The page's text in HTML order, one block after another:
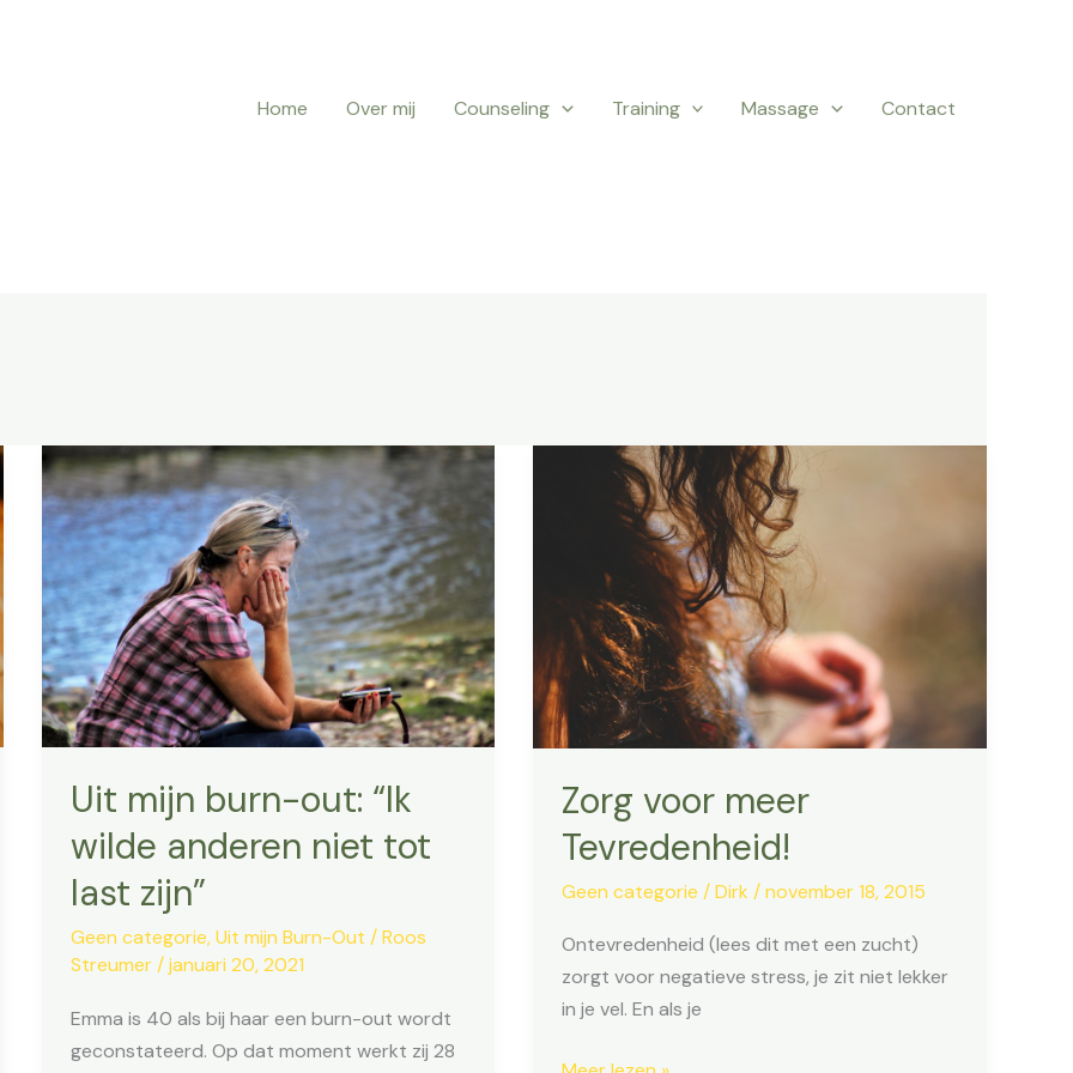
Home Over mij Counseling Training Massage Contact
Uit mijn burn-out: “Ik
wilde anderen niet tot
last zijn”
Geen categorie,Uit mijn Burn-Out /Roos
Streumer/januari 20, 2021
Emma is 40 als bij haar een burn-out wordt
geconstateerd. Op dat moment werkt zij 28
Zorg voor meer
Tevredenheid!
Geen categorie /Dirk /november 18, 2015
Ontevredenheid (lees dit met een zucht)
zorgt voor negatieve stress, je zit niet lekker
in je vel. En als je